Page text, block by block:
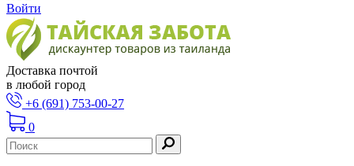
Войти
Доставка почтой
в любой город
+6 (691) 753-00-27
0